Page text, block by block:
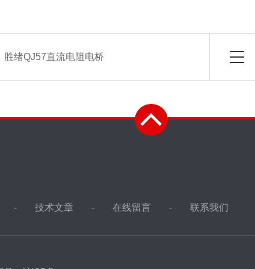
胜绪QJ57直流电阻电桥
技术文章 在线留言 联系我们